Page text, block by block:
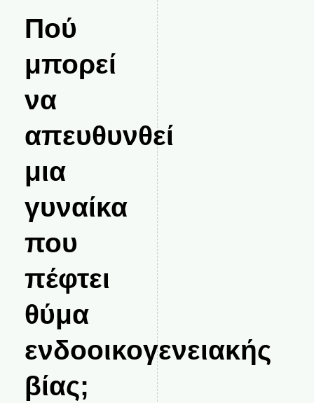
Πού
μπορεί
να
απευθυνθεί
μια
γυναίκα
που
πέφτει
θύμα
ενδοοικογενειακής
βίας;